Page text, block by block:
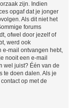
zijn. Indien
opgaf dat je jonger
Als dit niet het
forums
ofwel door jezelf of
werd ook
e-mail ontvangen hebt,
nooit een e-mail
wel juist? Één van de
te doen dalen. Als je
op met de